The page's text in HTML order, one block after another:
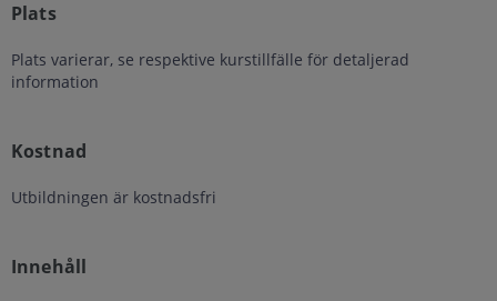
Plats
Plats varierar, se respektive kurstillfälle för detaljerad
information
Kostnad
Utbildningen är kostnadsfri
Innehåll